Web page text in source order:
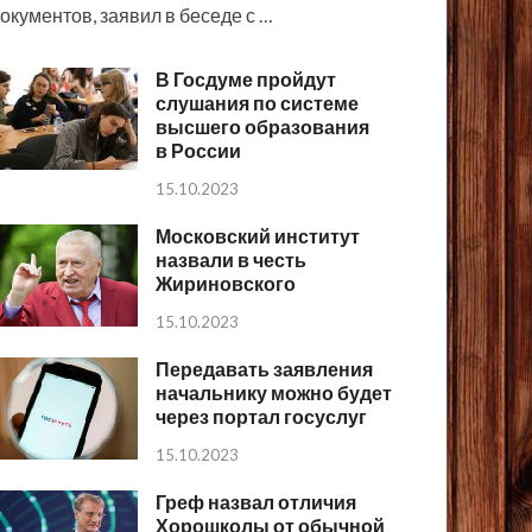
заявил в беседе с …
В Госдуме пройдут
слушания по системе
высшего образования
в России
15.10.2023
Московский институт
назвали в честь
Жириновского
15.10.2023
Передавать заявления
начальнику можно будет
через портал госуслуг
15.10.2023
Греф назвал отличия
Хорошколы от обычной